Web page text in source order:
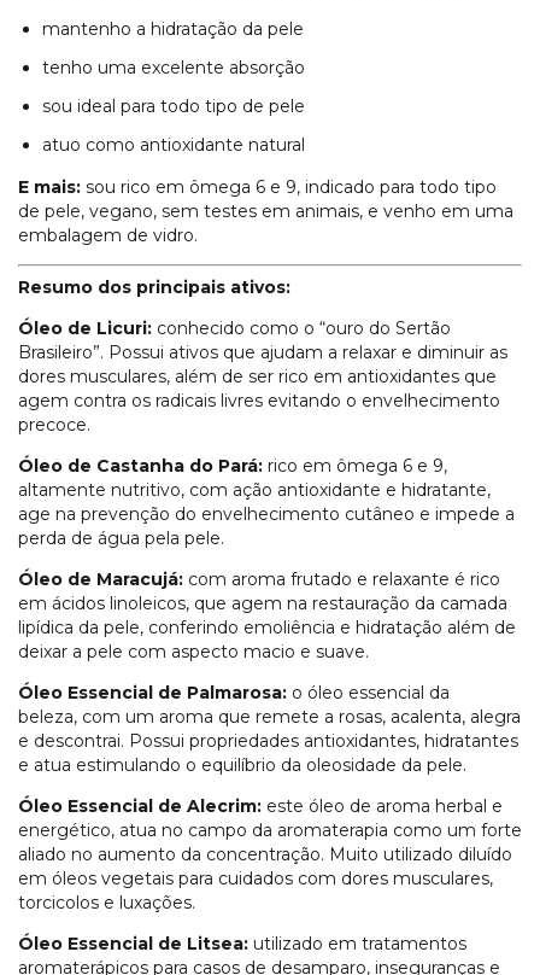
mantenho a hidratação da pele
tenho uma excelente absorção
sou ideal para todo tipo de pele
atuo como antioxidante natural
E mais: sou rico em ômega 6 e 9, indicado para todo tipo
de pele, vegano, sem testes em animais, e venho em uma
embalagem de vidro.
Resumo dos principais ativos:
Óleo de Licuri: conhecido como o “ouro do Sertão
Brasileiro”. Possui ativos que ajudam a relaxar e diminuir as
dores musculares, além de ser rico em antioxidantes que
agem contra os radicais livres evitando o envelhecimento
precoce.
Óleo de Castanha do Pará: rico em ômega 6 e 9,
altamente nutritivo, com ação antioxidante e hidratante,
age na prevenção do envelhecimento cutâneo e impede a
perda de água pela pele.
Óleo de Maracujá: com aroma frutado e relaxante é rico
em ácidos linoleicos, que agem na restauração da camada
lipídica da pele, conferindo emoliência e hidratação além de
deixar a pele com aspecto macio e suave.
Óleo Essencial de Palmarosa: o óleo essencial da
beleza, com um aroma que remete a rosas, acalenta, alegra
e descontrai. Possui propriedades antioxidantes, hidratantes
e atua estimulando o equilíbrio da oleosidade da pele.
Óleo Essencial de Alecrim: este óleo de aroma herbal e
energético, atua no campo da aromaterapia como um forte
aliado no aumento da concentração. Muito utilizado diluído
em óleos vegetais para cuidados com dores musculares,
torcicolos e luxações.
Óleo Essencial de Litsea: utilizado em tratamentos
aromaterápicos para casos de desamparo, inseguranças e